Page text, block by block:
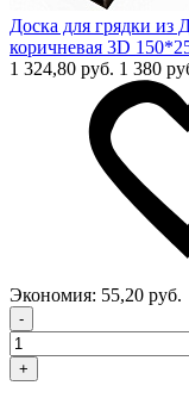
Доска для грядки
коричневая 3D
1 324,80 руб. 1 380
Экономия: 55,20 руб.
-
+